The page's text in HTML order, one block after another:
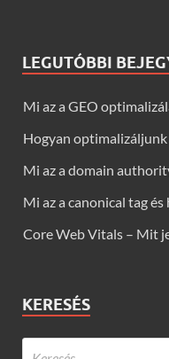
LEGUTÓBBI
Mi az a GEO
Hogyan optimalizáljunk
Mi az a domain
Mi az a canonical tag
Core Web Vitals – Mit
KERESÉS